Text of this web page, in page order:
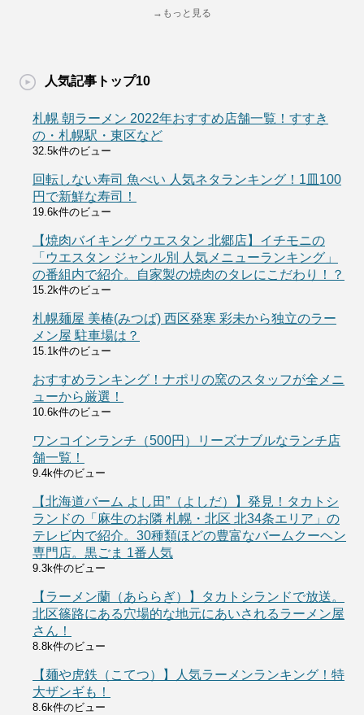
→もっと見る
人気記事トップ10
札幌 朝ラーメン 2022年おすすめ店舗一覧！すすき
の・札幌駅・東区など
32.5k件のビュー
回転しない寿司 魚べい 人気ネタランキング！1皿100
円で新鮮な寿司！
19.6k件のビュー
【焼肉バイキング ウエスタン 北郷店】イチモニの
「ウエスタン ジャンル別 人気メニューランキング」
の番組内で紹介。自家製の焼肉のタレにこだわり！？
15.2k件のビュー
札幌麺屋 美椿(みつば) 西区発寒 彩未から独立のラー
メン屋 駐車場は？
15.1k件のビュー
おすすめランキング！ナポリの窯のスタッフが全メニ
ューから厳選！
10.6k件のビュー
ワンコインランチ（500円）リーズナブルなランチ店
舗一覧！
9.4k件のビュー
【北海道バーム よし田”（よしだ）】発見！タカトシ
ランドの「麻生のお隣 札幌・北区 北34条エリア」の
テレビ内で紹介。30種類ほどの豊富なバームクーヘン
専門店。黒ごま 1番人気
9.3k件のビュー
【ラーメン蘭（あららぎ）】タカトシランドで放送。
北区篠路にある穴場的な地元にあいされるラーメン屋
さん！
8.8k件のビュー
【麺や虎鉄（こてつ）】人気ラーメンランキング！特
大ザンギも！
8.6k件のビュー